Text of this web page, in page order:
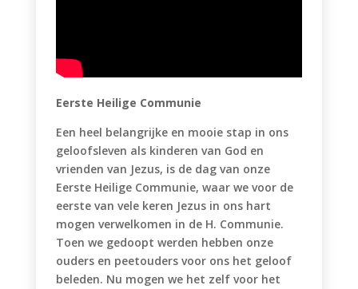
Eerste Heilige Communie
Een heel belangrijke en mooie stap in ons
geloofsleven als kinderen van God en
vrienden van Jezus, is de dag van onze
Eerste Heilige Communie, waar we voor de
eerste van vele keren Jezus in ons hart
mogen verwelkomen in de H. Communie.
Toen we gedoopt werden hebben onze
ouders en peetouders voor ons het geloof
beleden. Nu mogen we het zelf voor het